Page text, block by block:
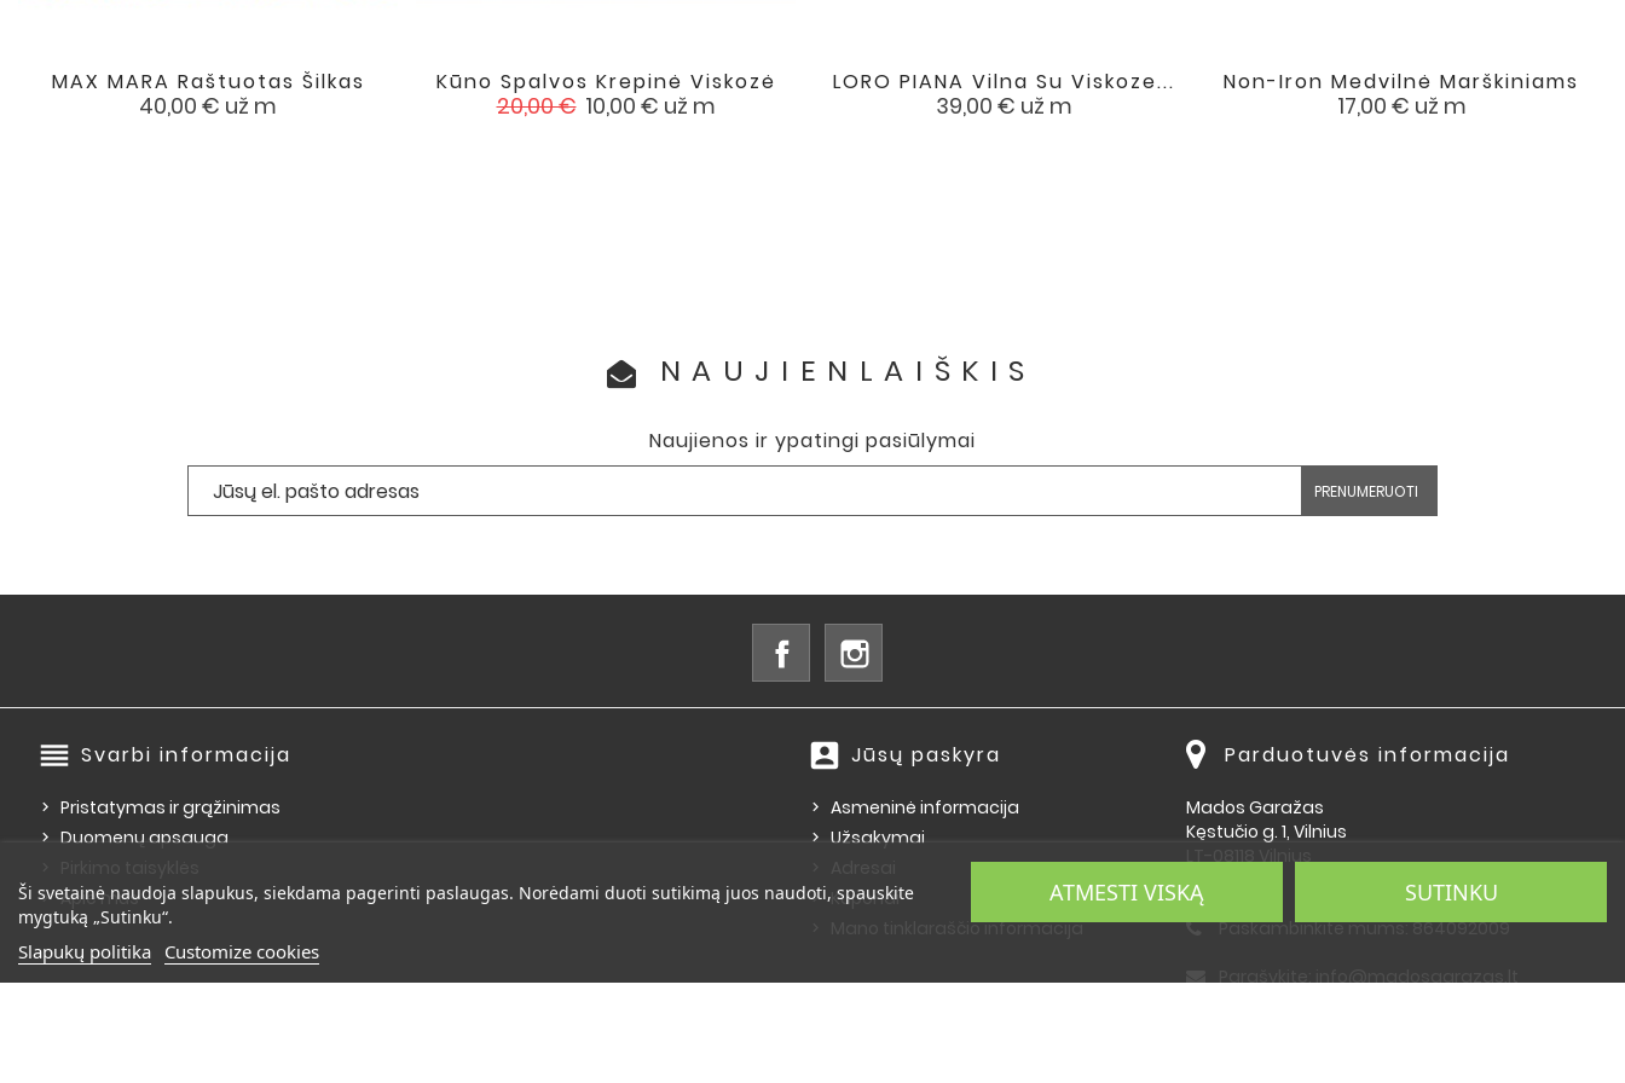
MAX MARA Raštuotas Šilkas
Kaina
40,00 € už m
 Kūno Spalvos Krepinė Viskozė
Įprasta
20,00 € Kaina
10,00 € už m
 favorite
LORO PIANA Vilna Su Viskoze...
Kaina
39,00 € už m
 Non-Iron Medvilnė Marškiniams
Kaina
17,00 € už m

NAUJIENLAIŠKIS
Naujienos ir ypatingi pasiūlymai
Facebook
reorder Svarbi informacija
Pristatymas ir grąžinimas
Duomenų apsauga
Apie mus
account_box Jūsų paskyra
Asmeninė informacija
Užsakymai
Kuponai
Mano tinklaraščio informacija
Parduotuvės informacija
Mados Garažas
Kęstučio g. 1, Vilnius
Lietuva
Paskambinkite mums:864092009
Ši svetainė naudoja slapukus, siekdama pagerinti paslaugas. Norėdami duoti sutikimą juos naudoti, spauskite
mygtuką „Sutinku“.
Slapukų politika Customize cookies
ATMESTI VISKĄ SUTINKU